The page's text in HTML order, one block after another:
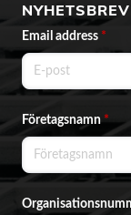
Email address *
Företagsnamn*